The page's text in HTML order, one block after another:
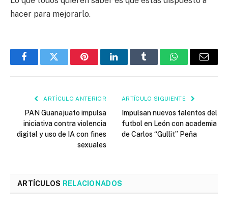
hacer para mejorarlo.
FacebookTwitter PinterestLinkedInTumblr WhatsAppEmail
ARTÍCULO ANTERIOR
PAN Guanajuato impulsa
iniciativa contra violencia
digital y uso de IA con fines
sexuales
ARTÍCULO SIGUIENTE
Impulsan nuevos talentos del
futbol en León con academia
de Carlos “Gullit” Peña
ARTÍCULOS RELACIONADOS